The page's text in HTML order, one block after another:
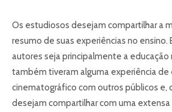
Os estudiosos desejam compartilhar a
resumo de suas experiências no ensino.
autores seja principalmente a educação
também tiveram alguma experiência de
cinematográfico com outros públicos
desejam compartilhar com uma